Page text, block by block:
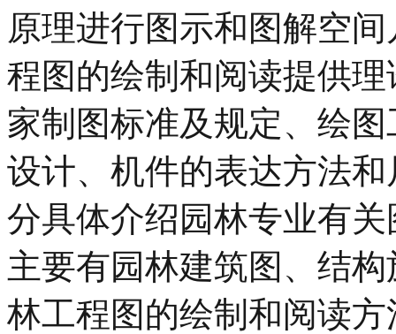
原理进行图示和图解空
程图的绘制和阅读提供
家制图标准及规定、绘
设计、机件的表达方法
分具体介绍园林专业有
主要有园林建筑图、结
林工程图的绘制和阅读